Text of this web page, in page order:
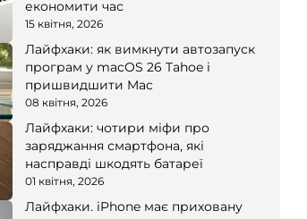
економити час
15 квітня, 2026
Лайфхаки: як вимкнути автозапуск
програм у macOS 26 Tahoe і
пришвидшити Mac
08 квітня, 2026
Лайфхаки: чотири міфи про
заряджання смартфона, які
насправді шкодять батареї
01 квітня, 2026
Лайфхаки. iPhone має приховану